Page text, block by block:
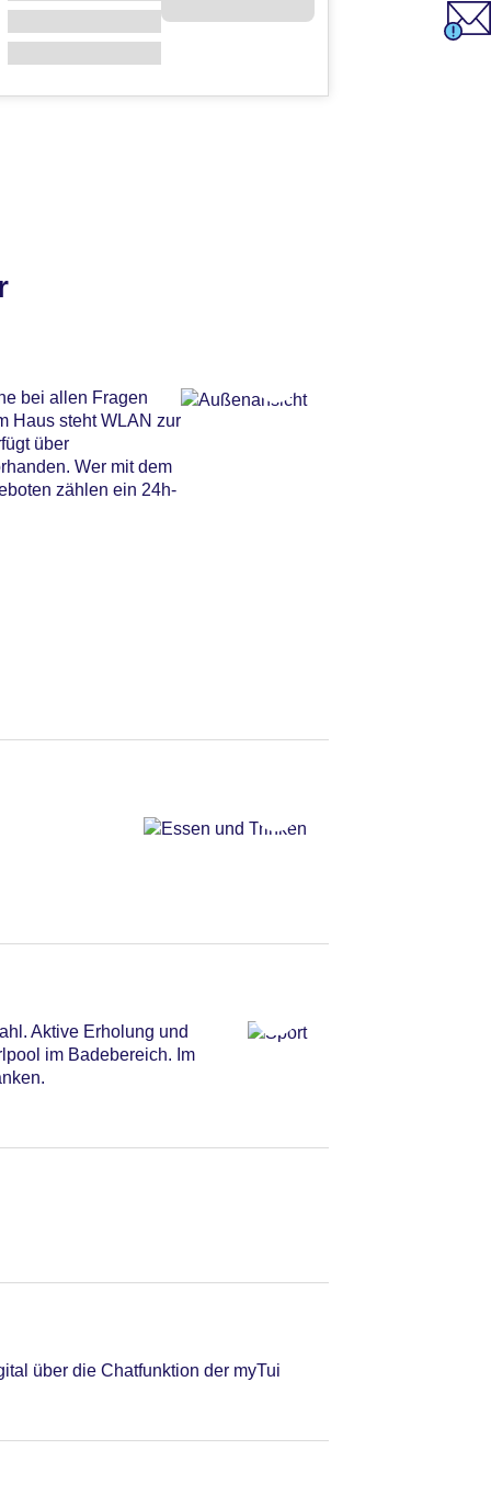
bei allen Fragen
Haus steht WLAN zur
über
Wer mit dem
zählen ein 24h-
Aktive Erholung und
im Badebereich. Im
über die Chatfunktion der myTui